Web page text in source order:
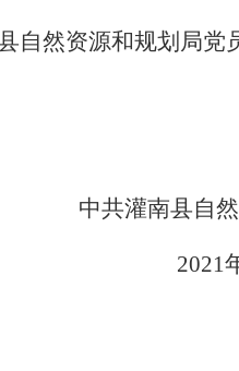
自然资源和规划局党
中共灌南县自
2021